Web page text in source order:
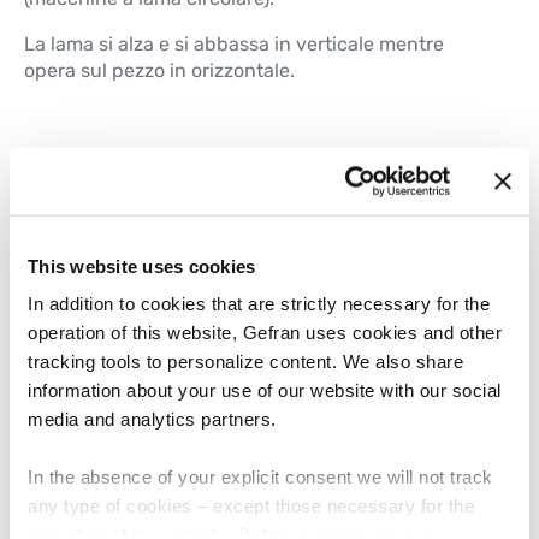
This website uses cookies
In addition to cookies that are strictly necessary for the
operation of this website, Gefran uses cookies and other
tracking tools to personalize content. We also share
information about your use of our website with our social
media and analytics partners.
In the absence of your explicit consent we will not track
any type of cookies – except those necessary for the
La lama si alza e si abbassa in verticale mentre
opera sul pezzo in orizzontale.
Le macchine automatiche industriali per ottenere
tagliare ad alta velocità e ridurre
contemporaneamente le potenziali vibrazioni della
Al fine di ridurre i tempi di taglio e preservare la
qualità della lama, è molto importante conoscere la
posizione precisa e in tempo reale della lama.
Ad esempio, nel caso di un profilo cilindrico, la lama
fino a un massimo al centro e infine rallenta
nuovamente verso il bordo inferiore (figura 1).